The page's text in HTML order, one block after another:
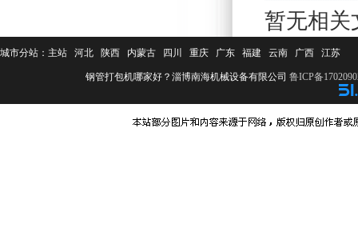
暂无相关
城市分站： 主站 河北 陕西 内蒙古 四川 重庆 广东 福建 云南 广西 江苏
钢管打包机哪家好？淄博南海机械设备有限公司 鲁ICP备